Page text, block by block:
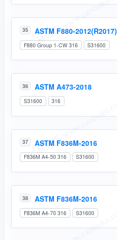
35 ASTM F880-2012(R2017)
F880 Group 1-CW 316 S31600
36 ASTM A473-2018
S31600 316
37 ASTM F836M-2016
F836M A4-50 316 S31600
38 ASTM F836M-2016
F836M A4-70 316 S31600